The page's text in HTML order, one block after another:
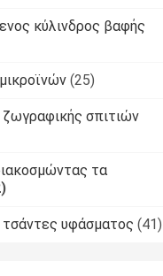
κύλινδρος βαφής
(25)
σπιτιών
τα
υφάσματος (41)